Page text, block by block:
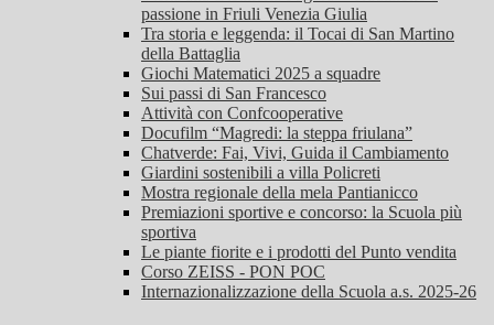
passione in Friuli Venezia Giulia
Tra storia e leggenda: il Tocai di San Martino
della Battaglia
Giochi Matematici 2025 a squadre
Sui passi di San Francesco
Attività con Confcooperative
Docufilm “Magredi: la steppa friulana”
Chatverde: Fai, Vivi, Guida il Cambiamento
Giardini sostenibili a villa Policreti
Mostra regionale della mela Pantianicco
Premiazioni sportive e concorso: la Scuola più
sportiva
Le piante fiorite e i prodotti del Punto vendita
Corso ZEISS - PON POC
Internazionalizzazione della Scuola a.s. 2025-26